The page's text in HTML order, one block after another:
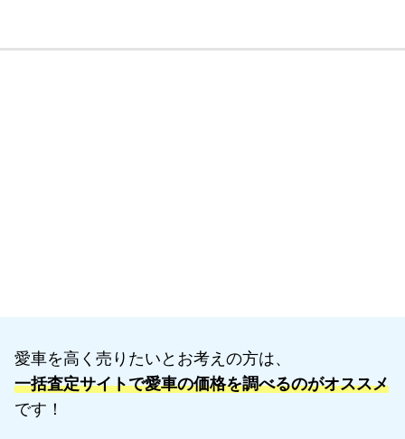
愛車を高く売りたいとお考えの方は、
一括査定サイトで愛車の価格を調べるのがオススメ
です！